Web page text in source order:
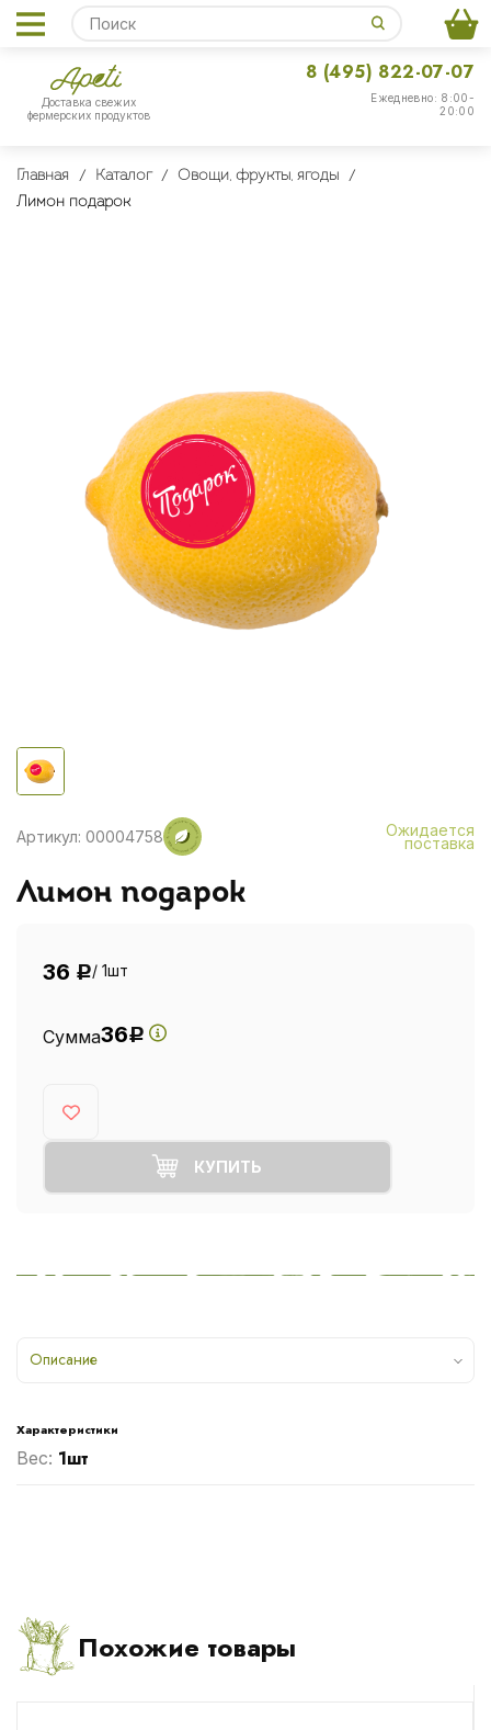
Доставка свежих
фермерских продуктов
Ежедневно: 8:00-
20:00
8 (495) 822-07-07
Главная Каталог
Овощи, фрукты, ягоды
Лимон подарок
Артикул: 00004758 Ожидается
поставка
Лимон подарок
36 Р/ 1шт
Сумма36Р
КУПИТЬ
Описание
Характеристики
Вес: 1шт
Похожие товары